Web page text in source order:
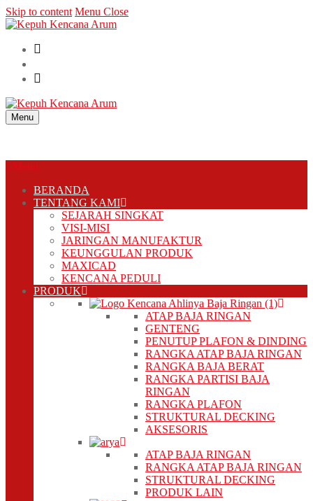
Skip to content Menu Close
Menu
Menu
BERANDA
TENTANG KAMI
SEJARAH SINGKAT
VISI-MISI
JARINGAN MANUFAKTUR
KEUNGGULAN PRODUK
MAXICAD
KENCANA PEDULI
PRODUK
ATAP BAJA RINGAN
GENTENG
PENUTUP PLAFON & DINDING
RANGKA ATAP BAJA RINGAN
RANGKA BAJA BERAT
RANGKA PARTISI BAJA
RINGAN
RANGKA PLAFON
STRUKTURAL DECKING
AKSESORIS
ATAP BAJA RINGAN
RANGKA ATAP BAJA RINGAN
STRUKTURAL DECKING
PRODUK LAIN